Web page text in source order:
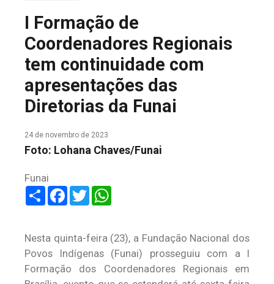
FALE CONOSCO
I Formação de
Coordenadores Regionais
tem continuidade com
apresentações das
Diretorias da Funai
24 de novembro de 2023
Foto: Lohana Chaves/Funai
Funai
ShareFacebook
Twitter
Nesta quinta-feira (23), a Fundação Nacional dos
Povos Indígenas (Funai) prosseguiu com a I
Formação dos Coordenadores Regionais em